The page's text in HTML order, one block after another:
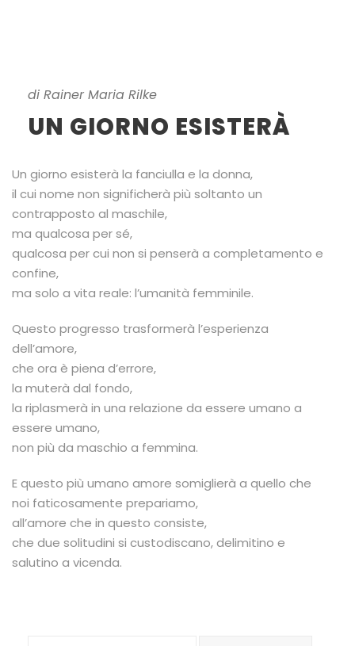
di Rainer Maria Rilke
UN GIORNO ESISTERÀ
Un giorno esisterà la fanciulla e la donna,
il cui nome non significherà più soltanto un
contrapposto al maschile,
ma qualcosa per sé,
qualcosa per cui non si penserà a completamento e
confine,
ma solo a vita reale: l’umanità femminile.
Questo progresso trasformerà l’esperienza
dell’amore,
che ora è piena d’errore,
la muterà dal fondo,
la riplasmerà in una relazione da essere umano a
essere umano,
non più da maschio a femmina.
E questo più umano amore somiglierà a quello che
noi faticosamente prepariamo,
all’amore che in questo consiste,
che due solitudini si custodiscano, delimitino e
salutino a vicenda.